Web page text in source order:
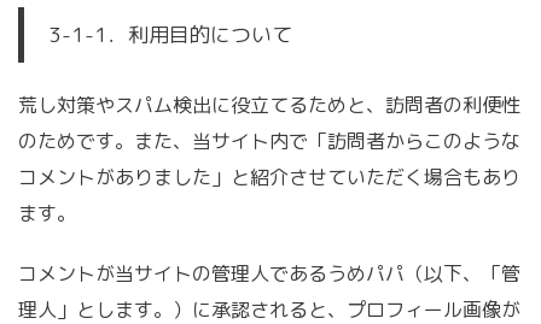
3-1-1．利用目的について
荒し対策やスパム検出に役立てるためと、訪問者の利便性
のためです。また、当サイト内で「訪問者からこのような
コメントがありました」と紹介させていただく場合もあり
ます。
コメントが当サイトの管理人であるうめパパ（以下、「管
理人」とします。）に承認されると、プロフィール画像が